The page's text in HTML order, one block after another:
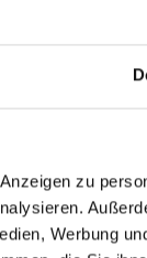
zu
Werbung
Jahreskreis,
die
der guten
als sie dann